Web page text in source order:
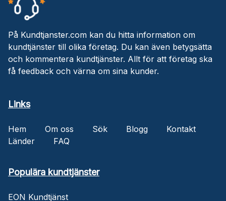
På Kundtjanster.com kan du hitta information om
kundtjänster till olika företag. Du kan även betygsätta
och kommentera kundtjänster. Allt för att företag ska
få feedback och värna om sina kunder.
Links
Hem Om oss Sök Blogg
Kontakt
Länder
FAQ
Populära kundtjänster
EON Kundtjänst